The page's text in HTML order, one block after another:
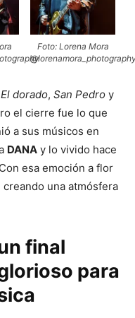
Foto: Lorena Mora
El dorado, San Pedro y
el cierre fue lo que
a sus músicos en
DANA y lo vivido hace
esa emoción a flor
creando una atmósfera
final
para